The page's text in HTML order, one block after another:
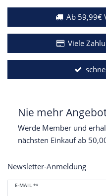
Ab 59,99€
Viele
Nie mehr
Werde Member und
nächsten Einkauf ab
Newsletter-Anmeldung
E-MAIL **
Newsletter